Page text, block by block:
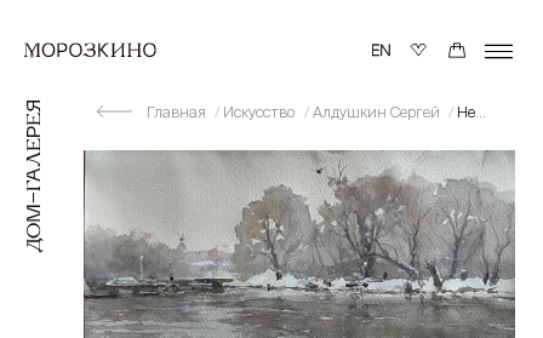
Главная Искусство Алдушкин Сергей Ненастный день